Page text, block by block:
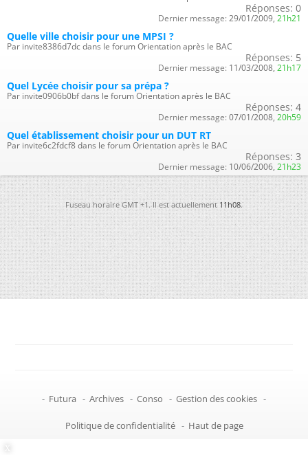
Réponses: 0
Dernier message: 29/01/2009, 21h21
Quelle ville choisir pour une MPSI ?
Par invite8386d7dc dans le forum Orientation après le BAC
Réponses: 5
Dernier message: 11/03/2008, 21h17
Quel Lycée choisir pour sa prépa ?
Par invite0906b0bf dans le forum Orientation après le BAC
Réponses: 4
Dernier message: 07/01/2008, 20h59
Quel établissement choisir pour un DUT RT
Par invite6c2fdcf8 dans le forum Orientation après le BAC
Réponses: 3
Dernier message: 10/06/2006, 21h23
Fuseau horaire GMT +1. Il est actuellement11h08.
- Futura - Archives - Conso - Gestion des cookies -
Politique de confidentialité - Haut de page